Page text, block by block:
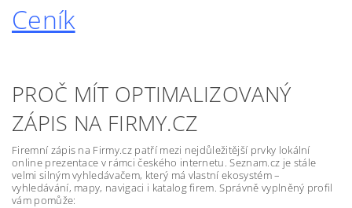
Ceník
PROČ MÍT OPTIMALIZOVANÝ
ZÁPIS NA FIRMY.CZ
Firemní zápis na Firmy.cz patří mezi nejdůležitější prvky lokální
online prezentace v rámci českého internetu. Seznam.cz je stále
velmi silným vyhledávačem, který má vlastní ekosystém –
vyhledávání, mapy, navigaci i katalog firem. Správně vyplněný profil
vám pomůže: